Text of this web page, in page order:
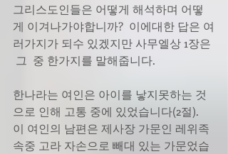
그리스도인들은 어떻게 해석하며 어떻
게 이겨나가야합니까?  이에대한 답은 여
러가지가 되수 있겠지만 사무엘상 1장은
그  중 한가지를 말해줍니다.
한나라는 여인은 아이를 낳지못하는 것
으로 인해 고통 중에 있었습니다(2절).
이 여인의 남편은 제사장 가문인 레위족
속중 고라 자손으로 빼대 있는 가문었습